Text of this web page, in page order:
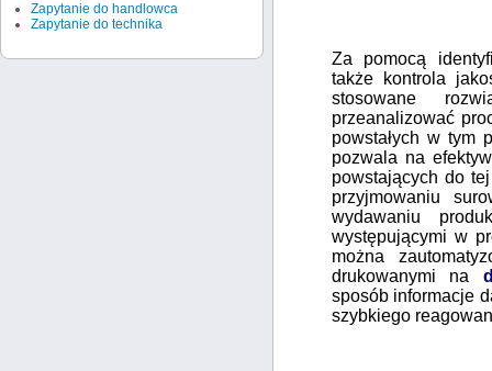
Zapytanie do handlowca
Zapytanie do technika
Za pomocą
także kontrola
stosowane
przeanalizować
powstałych w tym
pozwala na
powstających do
przyjmowaniu
wydawaniu
występującymi w
można
drukowanymi na
sposób informacje
szybkiego